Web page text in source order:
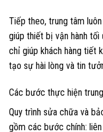
Tiếp theo, trung tâm
giúp thiết bị vận hành tối
chỉ giúp khách hàng tiết
tạo sự hài lòng và tin
Các bước thực hiện
Quy trình sửa chữa và
gồm các bước chính: